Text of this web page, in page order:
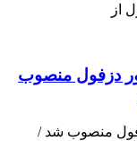
منصوب
منصوب شد /